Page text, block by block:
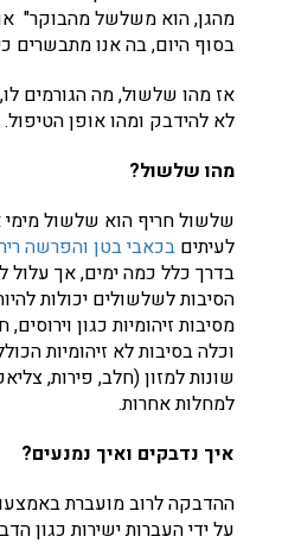
מהגן, הוא משלשל מהבוקר"
בסוף היום, בה אנו מתבשרים
אז מהו שלשול, מה הגורמים
לא להידבק ומהו אופן הטיפול.
מהו שלשול?
שלשול חריף הוא שלשול מימי
לעיתים בכאבי בטן והפרשה
בדרך כלל כמה ימים, אך עלול
הסיבות לשלשולים יכולות
מסיבות זיהומיות כגון
וכלה בסיבות לא זיהומיות
שונות למזון (חלב, פירות,
למחלות אחרות.
איך נדבקים ואיך נמנעים?
ההדבקה לרוב מועברת
על ידי העברות ישירות כגון